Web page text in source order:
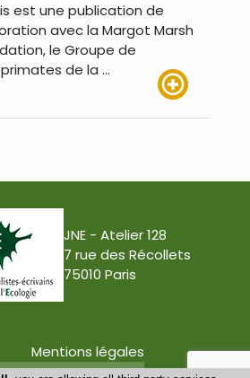
est une publication de
avec la Margot Marsh
le Groupe de
de la …
JNE - Atelier 128
7 rue des Récollets
75010 Paris
Mentions légales